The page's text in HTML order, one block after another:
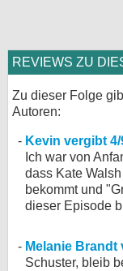
REVIEWS ZU
Zu dieser Folge
Autoren:
Kevin vergibt
Ich war von
dass Kate
bekommt und
dieser Episode
Melanie
Schuster, bleib